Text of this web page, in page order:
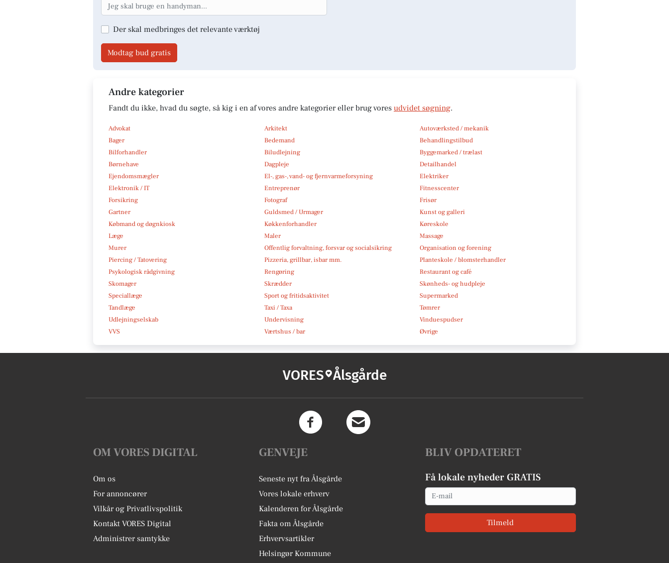
Der skal medbringes det relevante værktøj
Modtag bud gratis
Andre kategorier
Fandt du ikke, hvad du søgte, så kig i en af vores andre kategorier eller brug vores udvidet søgning.
Advokat Arkitekt
Autoværksted / mekanik
Bager
Bedemand
Behandlingstilbud
Bilforhandler
Biludlejning
Byggemarked / trælast
Børnehave
Dagpleje
Detailhandel
Ejendomsmægler
El-, gas-, vand- og fjernvarmeforsyning
Elektriker
Elektronik / IT
Entreprenør
Fitnesscenter
Forsikring
Fotograf
Frisør
Gartner
Guldsmed / Urmager
Kunst og galleri
Købmand og døgnkiosk
Køkkenforhandler
Køreskole
Læge
Maler
Massage
Murer
Offentlig forvaltning, forsvar og socialsikring
Organisation og forening
Piercing / Tatovering
Pizzeria, grillbar, isbar mm.
Planteskole / blomsterhandler
Psykologisk rådgivning
Rengøring
Restaurant og café
Skomager
Skrædder
Skønheds- og hudpleje
Speciallæge
Sport og fritidsaktivitet
Supermarked
Tandlæge
Taxi / Taxa
Tømrer
Udlejningselskab
Undervisning
Vinduespudser
VVS
Værtshus / bar Øvrige
VORES Ålsgårde
OM VORES DIGITAL
Om os
For annoncører
Vilkår og Privatlivspolitik
Kontakt VORES Digital
Administrer samtykke
GENVEJE
Seneste nyt fra Ålsgårde
Vores lokale erhverv
Kalenderen for Ålsgårde
Fakta om Ålsgårde
Erhvervsartikler
Helsingør Kommune
BLIV OPDATERET
Få lokale nyheder GRATIS
Email
Tilmeld